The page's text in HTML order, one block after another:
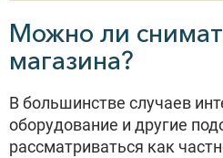
Можно ли
магазина?
В большинстве случаев
оборудование и другие
рассматриваться как